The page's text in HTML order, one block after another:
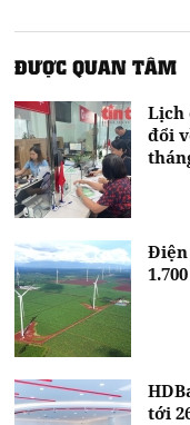
ĐƯỢC QUAN TÂM
Lịch
đổi
Điện
tới